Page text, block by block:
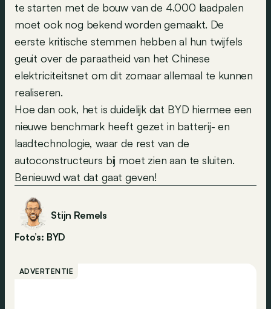
te starten met de bouw van de 4.000 laadpalen
moet ook nog bekend worden gemaakt. De
eerste kritische stemmen hebben al hun twijfels
geuit over de paraatheid van het Chinese
elektriciteitsnet om dit zomaar allemaal te kunnen
realiseren.
Hoe dan ook, het is duidelijk dat BYD hiermee een
nieuwe benchmark heeft gezet in batterij- en
laadtechnologie, waar de rest van de
autoconstructeurs bij moet zien aan te sluiten.
Benieuwd wat dat gaat geven!
Stijn Remels
Foto’s: BYD
ADVERTENTIE